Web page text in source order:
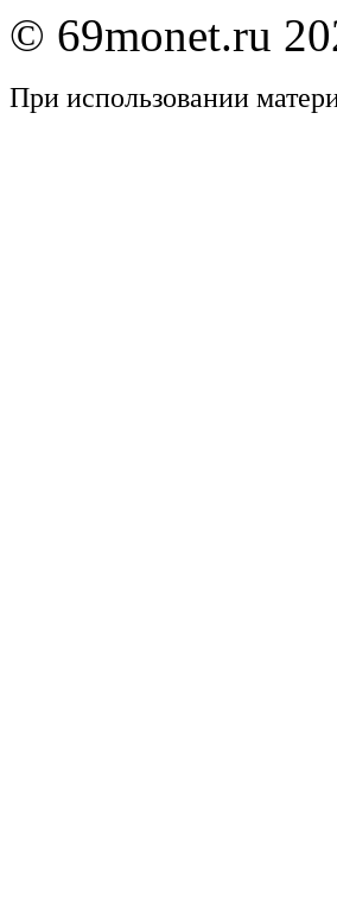
© 69monet.ru
При использовании